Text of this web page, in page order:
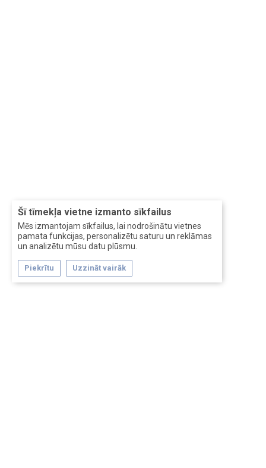
Šī tīmekļa vietne izmanto sīkfailus
Mēs izmantojam sīkfailus, lai nodrošinātu vietnes
pamata funkcijas, personalizētu saturu un reklāmas
un analizētu mūsu datu plūsmu.
Piekrītu Uzzināt vairāk